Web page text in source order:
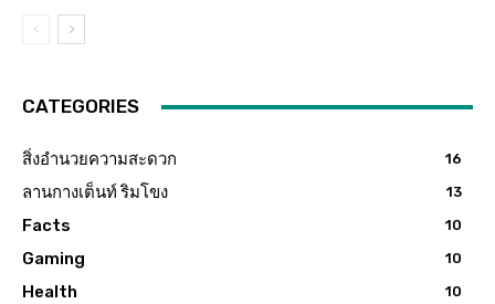
CATEGORIES
สิ่งอำนวยความสะดวก 16
ลานกางเต็นท์ ริมโขง 13
Facts 10
Gaming 10
Health 10